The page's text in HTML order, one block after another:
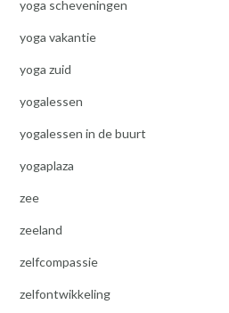
yoga scheveningen
yoga vakantie
yoga zuid
yogalessen
yogalessen in de buurt
yogaplaza
zee
zeeland
zelfcompassie
zelfontwikkeling